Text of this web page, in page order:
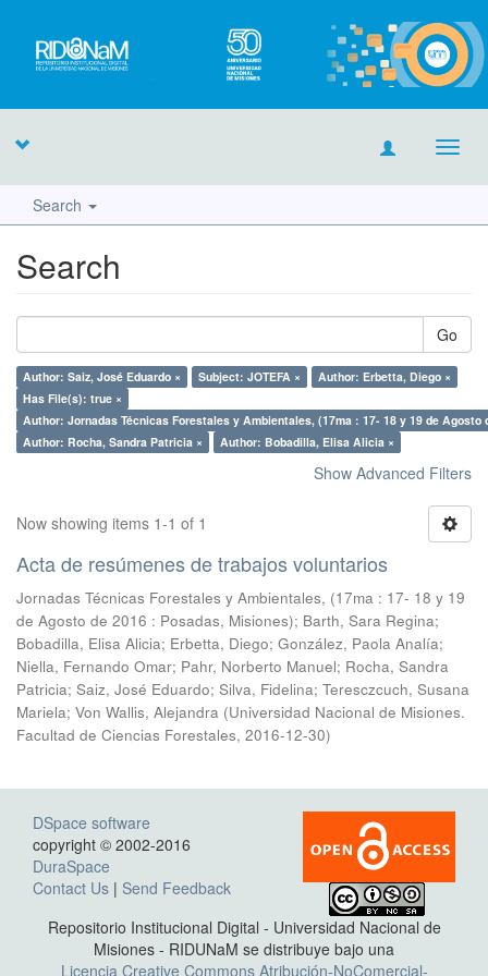
Search
Search
Go
Author: Saiz, José Eduardo × Subject: JOTEFA ×
Author: Erbetta, Diego ×
Has File(s): true ×
Author: Jornadas Técnicas Forestales y Ambientales, (17ma : 17- 18 y 19 de Agosto
Author: Rocha, Sandra Patricia ×
Author: Bobadilla, Elisa Alicia ×
Show Advanced Filters
Now showing items 1-1 of 1
Acta de resúmenes de trabajos voluntarios
Jornadas Técnicas Forestales y Ambientales, (17ma : 17- 18 y 19
de Agosto de 2016 : Posadas, Misiones); Barth, Sara Regina;
Bobadilla, Elisa Alicia; Erbetta, Diego; González, Paola Analía;
Niella, Fernando Omar; Pahr, Norberto Manuel; Rocha, Sandra
Patricia; Saiz, José Eduardo; Silva, Fidelina; Teresczcuch, Susana
Mariela; Von Wallis, Alejandra (Universidad Nacional de Misiones.
Facultad de Ciencias Forestales, 2016-12-30)
DSpace software
copyright © 2002-2016
DuraSpace
Contact Us | Send Feedback
Repositorio Institucional Digital - Universidad Nacional de
Misiones - RIDUNaM se distribuye bajo una
Licencia Creative Commons Atribución-NoComercial-